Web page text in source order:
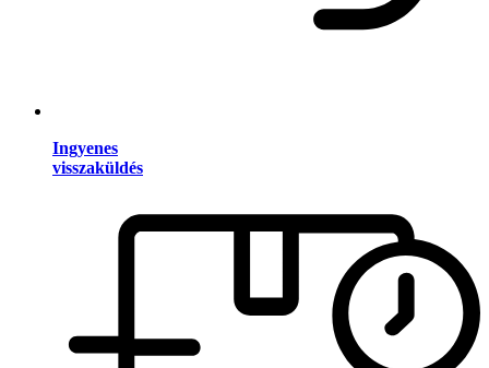
Ingyenes
visszaküldés